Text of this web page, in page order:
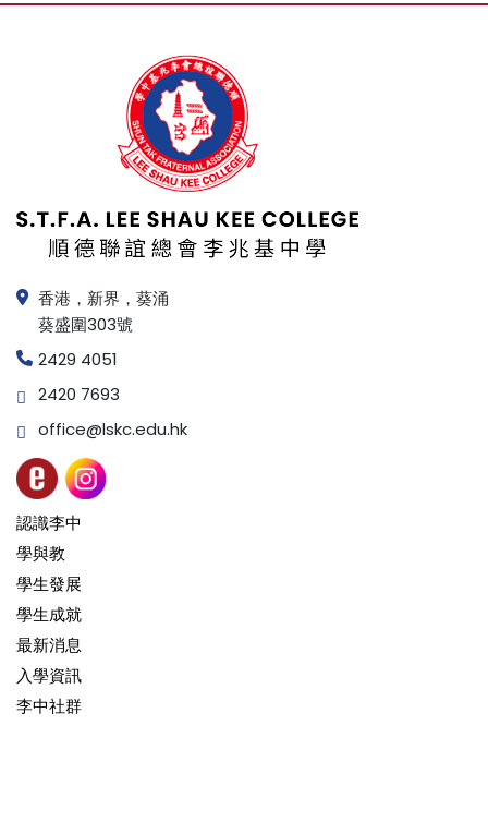
香港，新界，葵涌
葵盛圍303號
2429 4051
2420 7693
office@lskc.edu.hk
認識李中
學與教
學生發展
學生成就
最新消息
入學資訊
李中社群